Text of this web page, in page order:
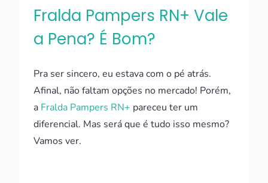
Fralda Pampers RN+ Vale
a Pena? É Bom?
Pra ser sincero, eu estava com o pé atrás.
Afinal, não faltam opções no mercado! Porém,
a Fralda Pampers RN+ pareceu ter um
diferencial. Mas será que é tudo isso mesmo?
Vamos ver.